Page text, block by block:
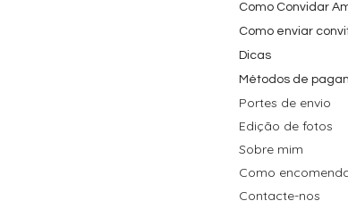
Como Convidar
Como enviar
Dicas
Métodos de
Portes de envio
Edição de fotos
Sobre mim
Como
Contacte-nos